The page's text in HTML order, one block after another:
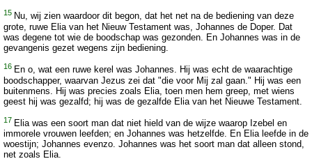
15 Nu, wij zien waardoor dit begon, dat het net na de bediening van deze
grote, ruwe Elia van het Nieuw Testament was, Johannes de Doper. Dat
was degene tot wie de boodschap was gezonden. En Johannes was in de
gevangenis gezet wegens zijn bediening.
16 En o, wat een ruwe kerel was Johannes. Hij was echt de waarachtige
boodschapper, waarvan Jezus zei dat "die voor Mij zal gaan." Hij was een
buitenmens. Hij was precies zoals Elia, toen men hem greep, met wiens
geest hij was gezalfd; hij was de gezalfde Elia van het Nieuwe Testament.
17 Elia was een soort man dat niet hield van de wijze waarop Izebel en
immorele vrouwen leefden; en Johannes was hetzelfde. En Elia leefde in de
woestijn; Johannes evenzo. Johannes was het soort man dat alleen stond,
net zoals Elia.